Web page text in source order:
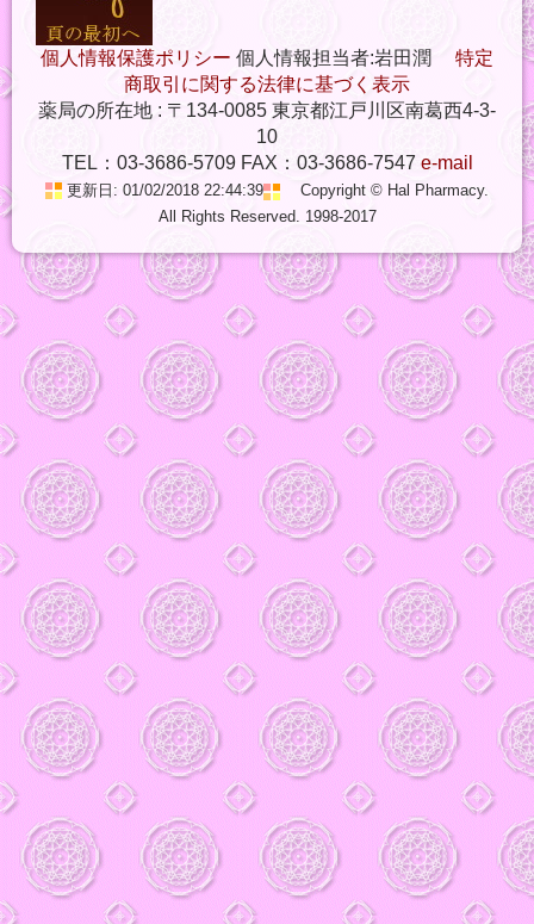
個人情報保護ポリシー 個人情報担当者:岩田潤 特定
商取引に関する法律に基づく表示
薬局の所在地 : 〒134-0085 東京都江戸川区南葛西4-3-
10
TEL：03-3686-5709 FAX：03-3686-7547 e-mail
更新日: 01/02/2018 22:44:39
Copyright © Hal Pharmacy.
All Rights Reserved. 1998-2017